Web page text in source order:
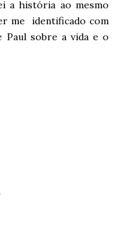
a história ao mesmo
me identificado com
Paul sobre a vida e o